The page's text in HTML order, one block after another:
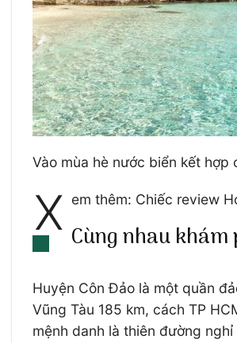
Vào mùa hè nước biển kết
X em thêm: Chiếc review
Cùng nhau khám
Huyện Côn Đảo là một quần
Vũng Tàu 185 km, cách TP
mệnh danh là thiên đường